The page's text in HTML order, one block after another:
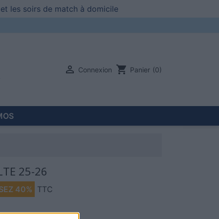
les soirs de match à domicile
 Connexion shopping_cart Panier (0)
25-26
40% TTC